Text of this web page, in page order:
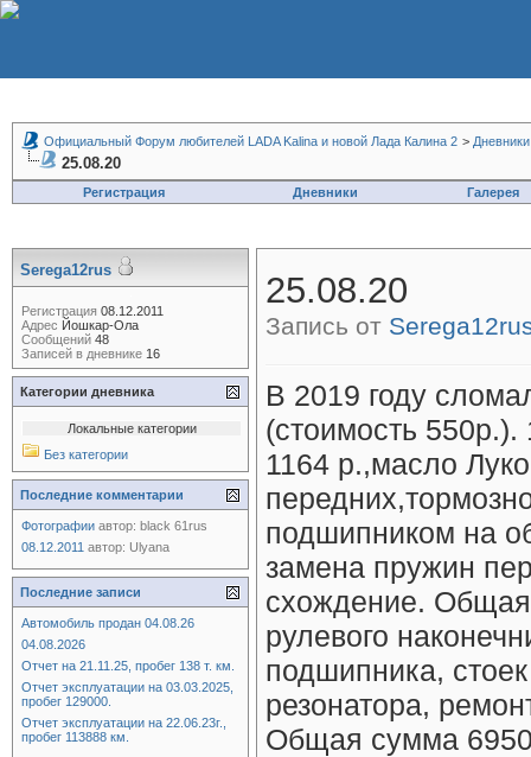
Официальный Форум любителей LADA Kalina и новой Лада Калина 2 > Дневники
25.08.20
Регистрация Дневники Галерея
25.08.20
Запись от
В 2019 году
(стоимость
1164 р.,масло
подшипником на
замена пружин
схождение. Общая
рулевого
подшипника,
резонатора,
Общая сумма 6950
Serega12rus
Регистрация 08.12.2011
Адрес Йошкар-Ола
Сообщений 48
Записей в дневнике 16
Категории дневника
Локальные категории
Без категории
Последние комментарии
Фотографии автор: black 61rus
08.12.2011 автор: Ulyana
Последние записи
Автомобиль продан 04.08.26
04.08.2026
Отчет на 21.11.25, пробег 138 т. км.
Отчет эксплуатации на 03.03.2025,
пробег 129000.
Отчет эксплуатации на 22.06.23г.,
пробег 113888 км.